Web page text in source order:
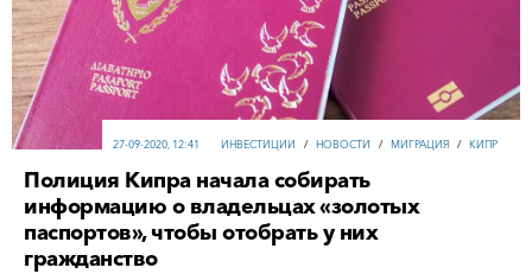
ИНВЕСТИЦИИ / НОВОСТИ / МИГРАЦИЯ / КИПР
27-09-2020, 12:41
Полиция Кипра начала собирать
информацию о владельцах «золотых
паспортов», чтобы отобрать у них
гражданство